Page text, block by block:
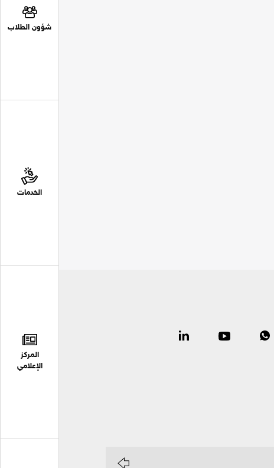
شؤون الطلاب
الخدمات
المركز
الإعلامي